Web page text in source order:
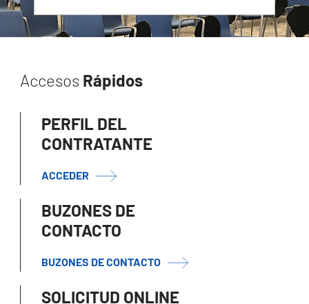
Accesos Rápidos
PERFIL DEL
CONTRATANTE
ACCEDER
BUZONES DE
CONTACTO
BUZONES DE CONTACTO
SOLICITUD ONLINE